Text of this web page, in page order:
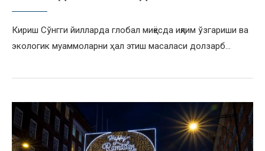
Кириш Сўнгги йилларда глобал миқёсда иқлим ўзгариши ва
экологик муаммоларни ҳал этиш масаласи долзарб…